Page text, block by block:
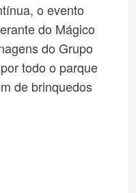
o evento
do Mágico
do Grupo
todo o parque
de brinquedos